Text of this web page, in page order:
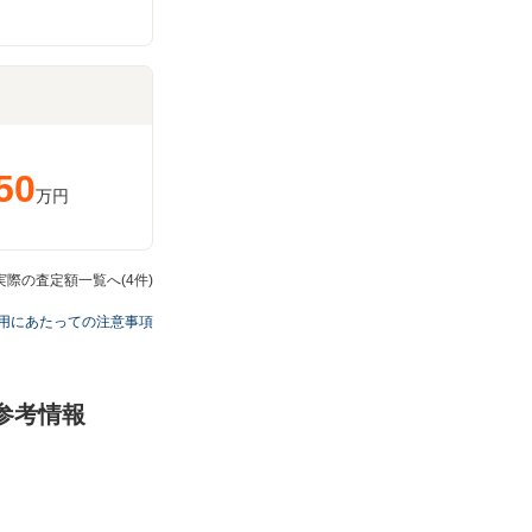
万円
際の査定額一覧へ(4件)
にあたっての注意事項
考情報